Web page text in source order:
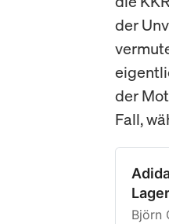
der
der
Fall,
Björn